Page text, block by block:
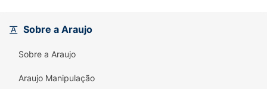
Sobre a Araujo
Sobre a Araujo
Araujo Manipulação